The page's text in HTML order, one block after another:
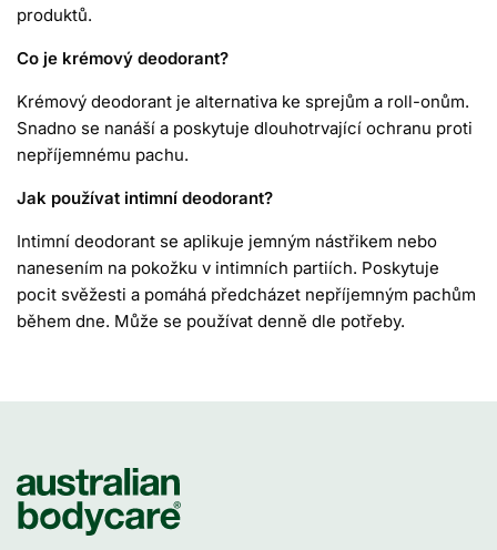
produktů.
Co je krémový deodorant?
Krémový deodorant je alternativa ke sprejům a roll-onům.
Snadno se nanáší a poskytuje dlouhotrvající ochranu proti
nepříjemnému pachu.
Jak používat intimní deodorant?
Intimní deodorant se aplikuje jemným nástřikem nebo
nanesením na pokožku v intimních partiích. Poskytuje
pocit svěžesti a pomáhá předcházet nepříjemným pachům
během dne. Může se používat denně dle potřeby.